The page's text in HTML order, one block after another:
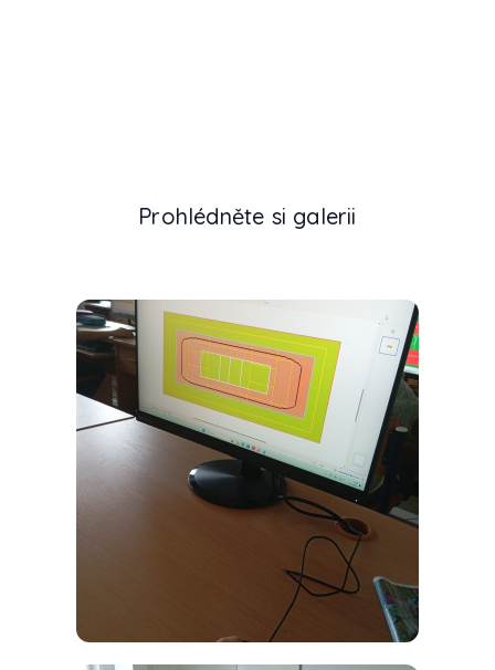
Prohlédněte si galerii